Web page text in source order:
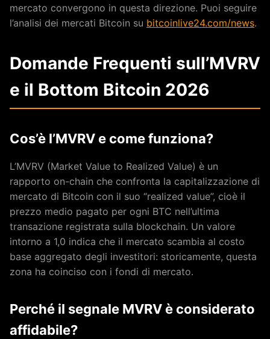
mercato convergono in questa direzione. Puoi seguire
l’analisi dei mercati Bitcoin su bitcoinlive24.com/news.
Domande Frequenti sull’MVRV
e il Bottom Bitcoin 2026
Cos’è l’MVRV e come funziona?
L’MVRV (Market Value to Realized Value) è un
rapporto on-chain che confronta la capitalizzazione di
mercato di Bitcoin con il suo “realized value”, cioè il
prezzo medio pagato per ogni BTC nell’ultima
transazione registrata sulla blockchain. Un valore
intorno a 1,0 indica che il mercato scambia al costo
base aggregato degli investitori: storicamente, questa
zona ha coinciso con i fondi di mercato.
Perché il segnale MVRV è considerato
affidabile?